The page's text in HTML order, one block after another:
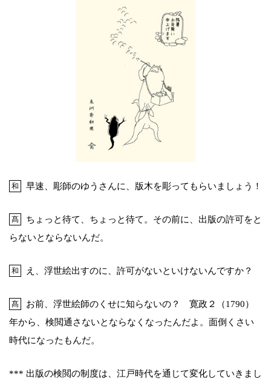
和 早速、彫師のゆうさんに、版木を彫ってもらいましょう！
髙
ちょっと待て、ちょっと待て。その前に、出版の許可をと
らないとならないんだ。
和 え、浮世絵出すのに、許可がないといけないんですか？
髙
お前、浮世絵師のくせに知らないの？ 寛政２（1790）
年から、検閲通さないとならなくなったんだよ。面倒くさい
時代になったもんだ。
*** 出版の検閲の制度は、江戸時代を通じて変化していきまし